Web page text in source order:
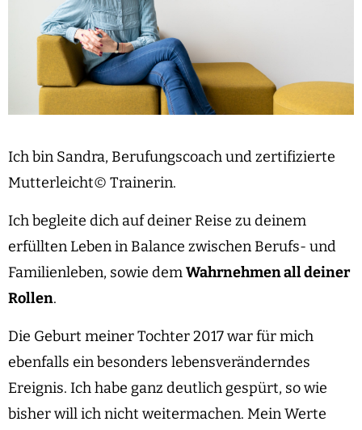
Ich bin Sandra, Berufungscoach und zertifizierte
Mutterleicht© Trainerin.
Ich begleite dich auf deiner Reise zu deinem
erfüllten Leben in Balance zwischen Berufs- und
Familienleben, sowie demWahrnehmen all deiner
Rollen.
Die Geburt meiner Tochter 2017 war für mich
ebenfalls ein besonders lebensveränderndes
Ereignis. Ich habe ganz deutlich gespürt, so wie
bisher will ich nicht weitermachen. Mein Werte